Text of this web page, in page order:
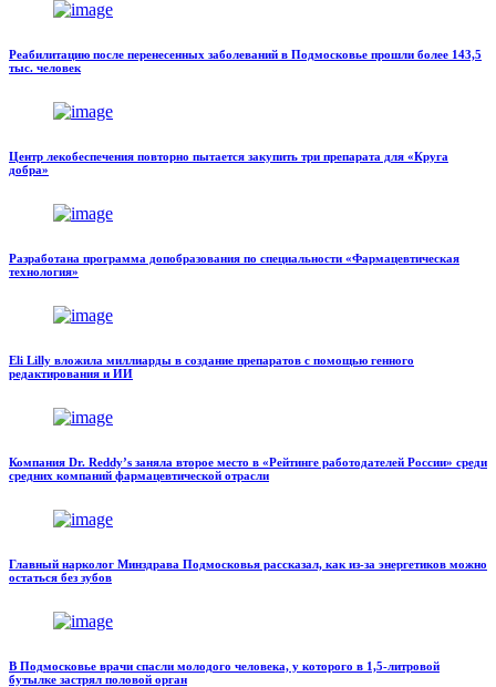
Реабилитацию после перенесенных заболеваний в Подмосковье прошли более 143,5
тыс. человек
Центр лекобеспечения повторно пытается закупить три препарата для «Круга
добра»
Разработана программа допобразования по специальности «Фармацевтическая
технология»
Eli Lilly вложила миллиарды в создание препаратов с помощью генного
редактирования и ИИ
Компания Dr. Reddy’s заняла второе место в «Рейтинге работодателей России» среди
средних компаний фармацевтической отрасли
Главный нарколог Минздрава Подмосковья рассказал, как из-за энергетиков можно
остаться без зубов
В Подмосковье врачи спасли молодого человека, у которого в 1,5-литровой
бутылке застрял половой орган